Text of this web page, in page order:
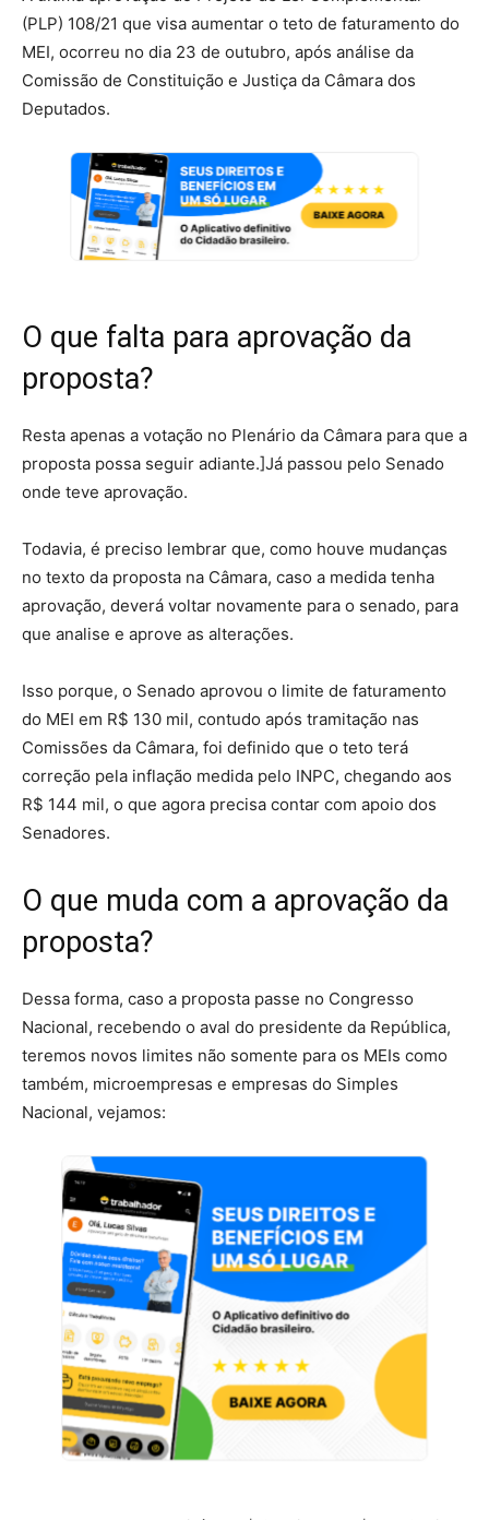
(PLP) 108/21 que visa aumentar o teto de faturamento do
MEI, ocorreu no dia 23 de outubro, após análise da
Comissão de Constituição e Justiça da Câmara dos
Deputados.
O que falta para aprovação da
proposta?
Resta apenas a votação no Plenário da Câmara para que a
proposta possa seguir adiante.]Já passou pelo Senado
onde teve aprovação.
Todavia, é preciso lembrar que, como houve mudanças
no texto da proposta na Câmara, caso a medida tenha
aprovação, deverá voltar novamente para o senado, para
que analise e aprove as alterações.
Isso porque, o Senado aprovou o limite de faturamento
do MEI em R$ 130 mil, contudo após tramitação nas
Comissões da Câmara, foi definido que o teto terá
correção pela inflação medida pelo INPC, chegando aos
R$ 144 mil, o que agora precisa contar com apoio dos
Senadores.
O que muda com a aprovação da
proposta?
Dessa forma, caso a proposta passe no Congresso
Nacional, recebendo o aval do presidente da República,
teremos novos limites não somente para os MEIs como
também, microempresas e empresas do Simples
Nacional, vejamos: